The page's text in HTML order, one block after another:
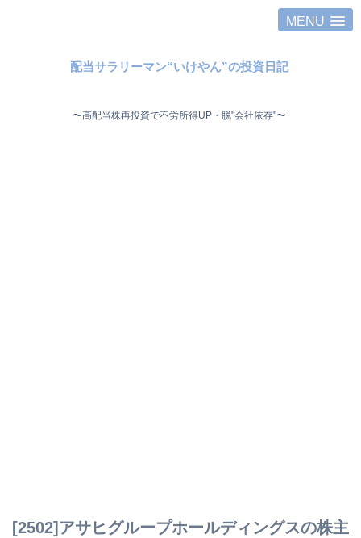
MENU
配当サラリーマン“いけやん”の投資日記 ​
〜高配当株再投資で不労所得UP・脱"会社依存"〜 ​
[2502]アサヒグループホールディングスの株主